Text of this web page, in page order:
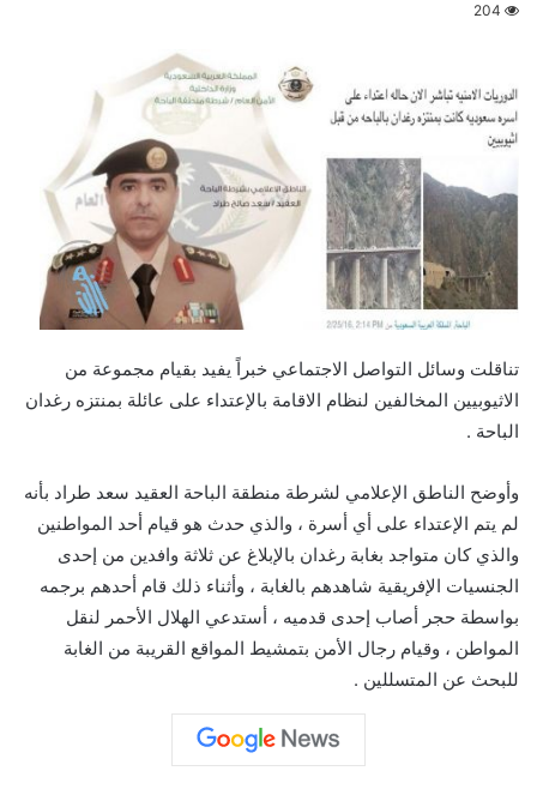
204
تناقلت وسائل التواصل الاجتماعي خبراً يفيد بقيام مجموعة من
الاثيوبيين المخالفين لنظام الاقامة بالإعتداء على عائلة بمنتزه رغدان
الباحة .
وأوضح الناطق الإعلامي لشرطة منطقة الباحة العقيد سعد طراد بأنه
لم يتم الإعتداء على أي أسرة ، والذي حدث هو قيام أحد المواطنين
والذي كان متواجد بغابة رغدان بالإبلاغ عن ثلاثة وافدين من إحدى
الجنسيات الإفريقية شاهدهم بالغابة ، وأثناء ذلك قام أحدهم برجمه
بواسطة حجر أصاب إحدى قدميه ، أستدعي الهلال الأحمر لنقل
المواطن ، وقيام رجال الأمن بتمشيط المواقع القريبة من الغابة
للبحث عن المتسللين .